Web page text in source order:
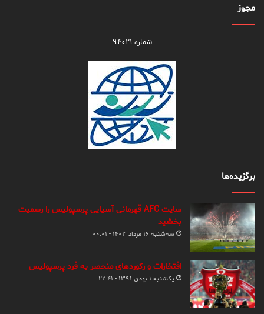
مجوز
شماره ۹۴۰۲۱
برگزیده‌ها
سایت AFC قهرمانی آسیایی پرسپولیس را رسمیت
بخشید
سه‌شنبه ۱۶ مرداد ۱۴۰۳ - ۰۰:۰۱
افتخارات و رکوردهای منحصر به فرد پرسپولیس
یکشنبه ۱ بهمن ۱۳۹۱ - ۲۲:۴۱